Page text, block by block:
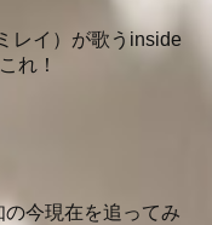
レイ）が歌うinside
れ！
の今現在を追ってみ